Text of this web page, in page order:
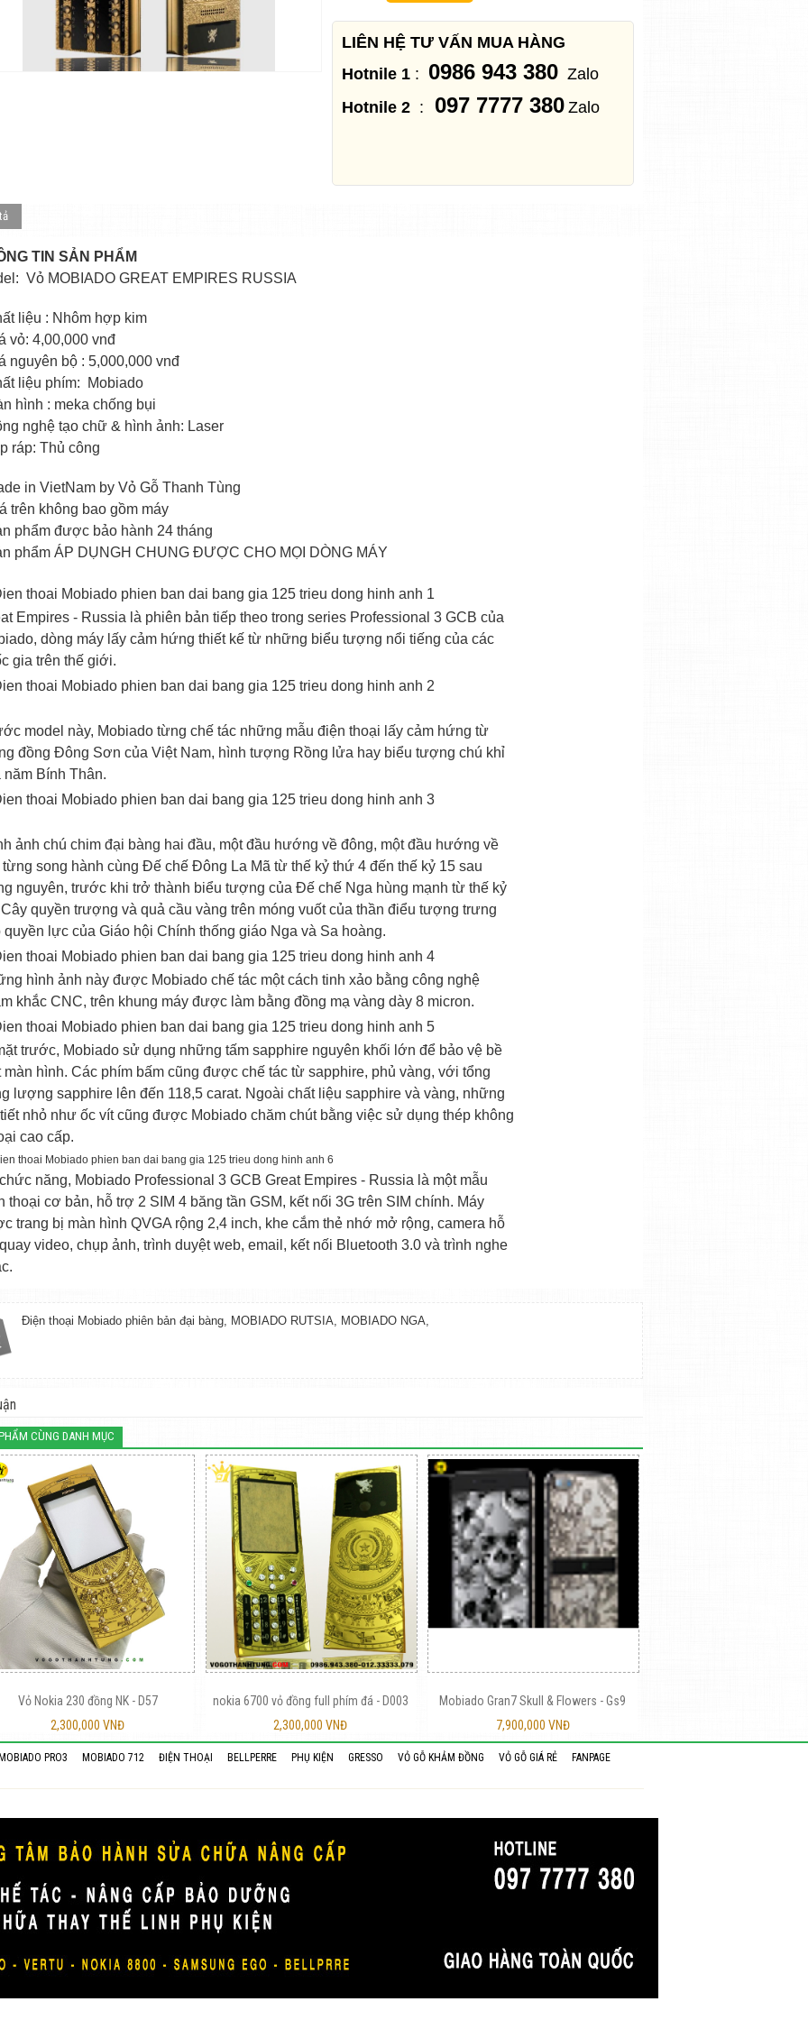
Nokia 6300 Gỗ Munino Vỏ gỗ 1280 gỗ mun Vỏ gỗ 225 trống đồng
Signature S chính hãng
500,000 VNĐ
Sạc Không Dây Vertu
850,000 VNĐ
Thay Pin Vertu Meta 1 2
Liên hệ
LIÊN HỆ TƯ VẤN MUA HÀNG
Hotnile 1 : 0986 943 380 Zalo
Hotnile 2 : 097 7777 380 Zalo
TIN SẢN PHẨM
Vỏ MOBIADO GREAT EMPIRES RUSSIA
liệu : Nhôm hợp kim
vỏ: 4,00,000 vnđ
nguyên bộ : 5,000,000 vnđ
liệu phím: Mobiado
hình : meka chống bụi
nghệ tạo chữ & hình ảnh: Laser
ráp: Thủ công
in VietNam by Vỏ Gỗ Thanh Tùng
trên không bao gồm máy
phẩm được bảo hành 24 tháng
phẩm ÁP DỤNGH CHUNG ĐƯỢC CHO MỌI DÒNG MÁY
Empires - Russia là phiên bản tiếp theo trong series Professional 3 GCB của
dòng máy lấy cảm hứng thiết kế từ những biểu tượng nổi tiếng của các
gia trên thế giới.
model này, Mobiado từng chế tác những mẫu điện thoại lấy cảm hứng từ
đồng Đông Sơn của Việt Nam, hình tượng Rồng lửa hay biểu tượng chú khỉ
năm Bính Thân.
ảnh chú chim đại bàng hai đầu, một đầu hướng về đông, một đầu hướng về
từng song hành cùng Đế chế Đông La Mã từ thế kỷ thứ 4 đến thế kỷ 15 sau
nguyên, trước khi trở thành biểu tượng của Đế chế Nga hùng mạnh từ thế kỷ
quyền trượng và quả cầu vàng trên móng vuốt của thần điểu tượng trưng
quyền lực của Giáo hội Chính thống giáo Nga và Sa hoàng.
hình ảnh này được Mobiado chế tác một cách tinh xảo bằng công nghệ
khắc CNC, trên khung máy được làm bằng đồng mạ vàng dày 8 micron.
trước, Mobiado sử dụng những tấm sapphire nguyên khối lớn để bảo vệ bề
màn hình. Các phím bấm cũng được chế tác từ sapphire, phủ vàng, với tổng
lượng sapphire lên đến 118,5 carat. Ngoài chất liệu sapphire và vàng, những
nhỏ như ốc vít cũng được Mobiado chăm chút bằng việc sử dụng thép không
cao cấp.
năng, Mobiado Professional 3 GCB Great Empires - Russia là một mẫu
thoại cơ bản, hỗ trợ 2 SIM 4 băng tần GSM, kết nối 3G trên SIM chính. Máy
trang bị màn hình QVGA rộng 2,4 inch, khe cắm thẻ nhớ mở rộng, camera hỗ
video, chụp ảnh, trình duyệt web, email, kết nối Bluetooth 3.0 và trình nghe
Điện thoại Mobiado phiên bản đại bàng, MOBIADO RUTSIA, MOBIADO NGA,
CÙNG DANH MỤC
Vỏ Nokia 230 đồng NK - D57
2,300,000 VNĐ
nokia 6700 vỏ đồng full phím đá - D003
2,300,000 VNĐ
Mobiado Gran7 Skull & Flowers - Gs9
7,900,000 VNĐ
MOBIADO PRO3 MOBIADO 712 ĐIỆN THOẠI BELLPERRE PHỤ KIỆN GRESSO VỎ GỖ KHẢM ĐỒNG VỎ GỖ GIÁ RẺ
FANPAGE